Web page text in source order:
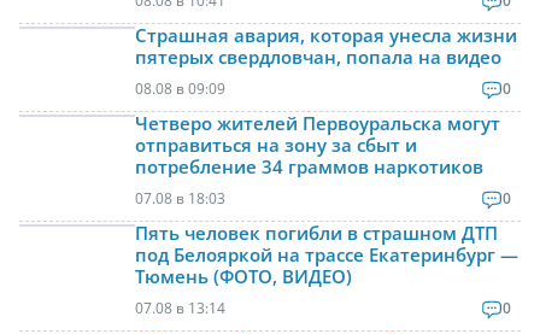
Страшная авария, которая унесла жизни
пятерых свердловчан, попала на видео
08.08 в 09:09 0
Четверо жителей Первоуральска могут
отправиться на зону за сбыт и
потребление 34 граммов наркотиков
07.08 в 18:03 0
Пять человек погибли в страшном ДТП
под Белояркой на трассе Екатеринбург —
Тюмень (ФОТО, ВИДЕО)
07.08 в 13:14 0